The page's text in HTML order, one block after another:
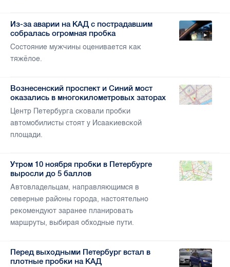
Из-за аварии на КАД с пострадавшим
собралась огромная пробка
Состояние мужчины оценивается как
тяжёлое.
Вознесенский проспект и Синий мост
оказались в многокилометровых заторах
Центр Петербурга сковали пробки
автомобилисты стоят у Исаакиевской
площади.
Утром 10 ноября пробки в Петербурге
выросли до 5 баллов
Автовладельцам, направляющимся в
северные районы города, настоятельно
рекомендуют заранее планировать
маршруты, выбирая обходные пути.
Перед выходными Петербург встал в
плотные пробки на КАД